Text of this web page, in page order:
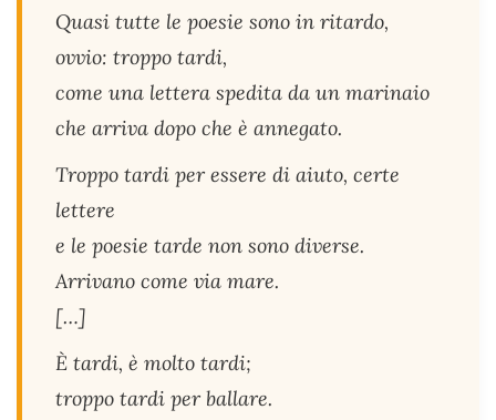
Quasi tutte le poesie sono in ritardo,
ovvio: troppo tardi,
come una lettera spedita da un marinaio
che arriva dopo che è annegato.
Troppo tardi per essere di aiuto, certe
lettere
e le poesie tarde non sono diverse.
Arrivano come via mare.
[…]
È tardi, è molto tardi;
troppo tardi per ballare.